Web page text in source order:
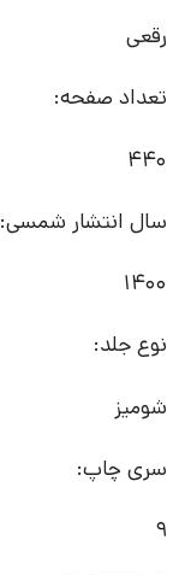
رقعی
تعداد صفحه:
440
سال انتشار شمسی:
1400
نوع جلد:
شومیز
سری چاپ:
9